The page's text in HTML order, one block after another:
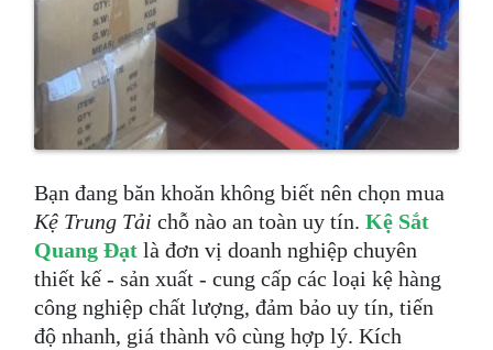
Bạn đang băn khoăn không biết nên chọn mua
Kệ Trung Tải chỗ nào an toàn uy tín.Kệ Sắt
Quang Đạt là đơn vị doanh nghiệp chuyên
thiết kế - sản xuất - cung cấp các loại kệ hàng
công nghiệp chất lượng, đảm bảo uy tín, tiến
độ nhanh, giá thành vô cùng hợp lý. Kích